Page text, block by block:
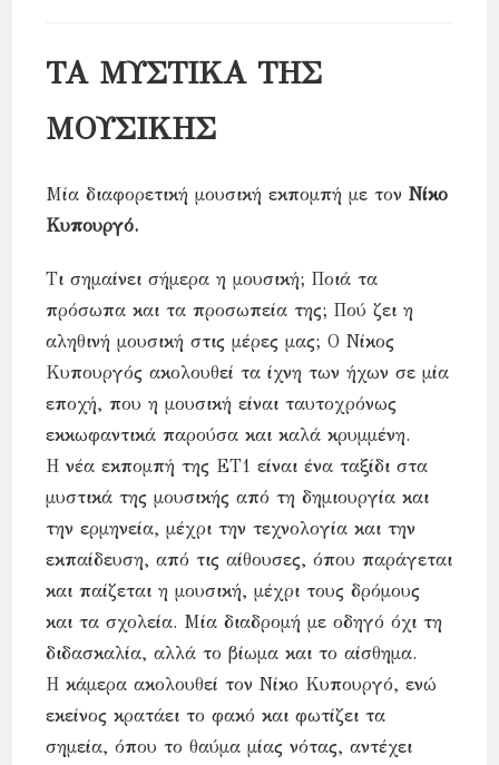
ΤΑ ΜΥΣΤΙΚΑ ΤΗΣ
ΜΟΥΣΙΚΗΣ
Μία διαφορετική μουσική εκπομπή με τονΝίκο
Κυπουργό.
Τι σημαίνει σήμερα η μουσική; Ποιά τα
πρόσωπα και τα προσωπεία της; Πού ζει η
αληθινή μουσική στις μέρες μας; Ο Νίκος
Κυπουργός ακολουθεί τα ίχνη των ήχων σε μία
εποχή, που η μουσική είναι ταυτοχρόνως
εκκωφαντικά παρούσα και καλά κρυμμένη.
Η νέα εκπομπή της ΕΤ1 είναι ένα ταξίδι στα
μυστικά της μουσικής από τη δημιουργία και
την ερμηνεία, μέχρι την τεχνολογία και την
εκπαίδευση, από τις αίθουσες, όπου παράγεται
και παίζεται η μουσική, μέχρι τους δρόμους
και τα σχολεία. Μία διαδρομή με οδηγό όχι τη
διδασκαλία, αλλά το βίωμα και το αίσθημα.
Η κάμερα ακολουθεί τον Νίκο Κυπουργό, ενώ
εκείνος κρατάει το φακό και φωτίζει τα
σημεία, όπου το θαύμα μίας νότας, αντέχει